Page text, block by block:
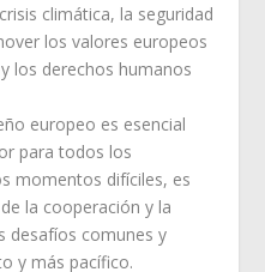
climática, la seguridad
los valores europeos
los derechos humanos
europeo es esencial
para todos los
momentos difíciles, es
la cooperación y la
desafíos comunes y
y más pacífico.